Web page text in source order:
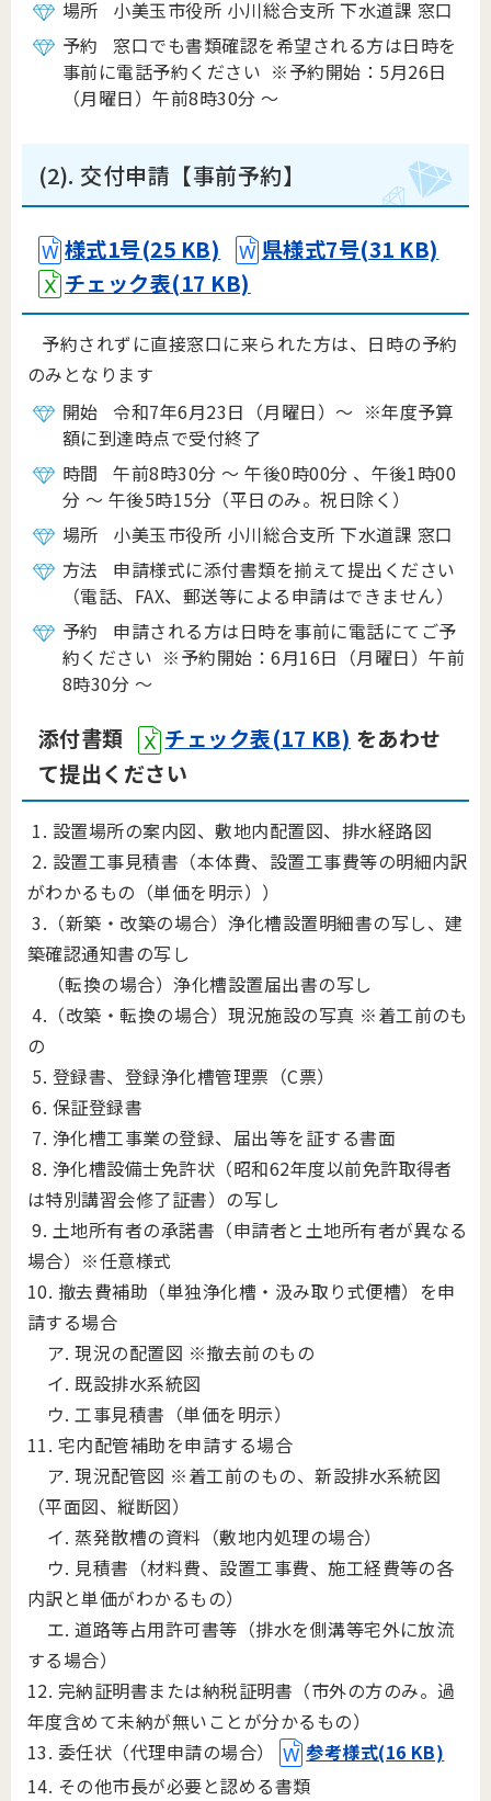
場所 小美玉市役所 小川総合支所 下水道課 窓口
予約 窓口でも書類確認を希望される方は日時を
事前に電話予約ください ※予約開始：5月26日
（月曜日）午前8時30分 ～
(2). 交付申請【事前予約】
様式1号(25 KB)
県様式7号(31 KB)
チェック表(17 KB)
予約されずに直接窓口に来られた方は、日時の予約
のみとなります
開始 令和7年6月23日（月曜日）～ ※年度予算
額に到達時点で受付終了
時間 午前8時30分 ～ 午後0時00分 、午後1時00
分 ～ 午後5時15分（平日のみ。祝日除く）
場所 小美玉市役所 小川総合支所 下水道課 窓口
方法 申請様式に添付書類を揃えて提出ください
（電話、FAX、郵送等による申請はできません）
予約 申請される方は日時を事前に電話にてご予
約ください ※予約開始：6月16日（月曜日）午前
8時30分 ～
添付書類 チェック表(17 KB) をあわせ
て提出ください
1. 設置場所の案内図、敷地内配置図、排水経路図
2. 設置工事見積書（本体費、設置工事費等の明細内訳
がわかるもの（単価を明示））
3.（新築・改築の場合）浄化槽設置明細書の写し、建
築確認通知書の写し
（転換の場合）浄化槽設置届出書の写し
4.（改築・転換の場合）現況施設の写真 ※着工前のも
の
5. 登録書、登録浄化槽管理票（C票）
6. 保証登録書
7. 浄化槽工事業の登録、届出等を証する書面
8. 浄化槽設備士免許状（昭和62年度以前免許取得者
は特別講習会修了証書）の写し
9. 土地所有者の承諾書（申請者と土地所有者が異なる
場合）※任意様式
10. 撤去費補助（単独浄化槽・汲み取り式便槽）を申
請する場合
ア. 現況の配置図 ※撤去前のもの
イ. 既設排水系統図
ウ. 工事見積書（単価を明示）
11. 宅内配管補助を申請する場合
ア. 現況配管図 ※着工前のもの、新設排水系統図
（平面図、縦断図）
イ. 蒸発散槽の資料（敷地内処理の場合）
ウ. 見積書（材料費、設置工事費、施工経費等の各
内訳と単価がわかるもの）
エ. 道路等占用許可書等（排水を側溝等宅外に放流
する場合）
12. 完納証明書または納税証明書（市外の方のみ。過
年度含めて未納が無いことが分かるもの）
13. 委任状（代理申請の場合）
参考様式(16 KB)
14. その他市長が必要と認める書類